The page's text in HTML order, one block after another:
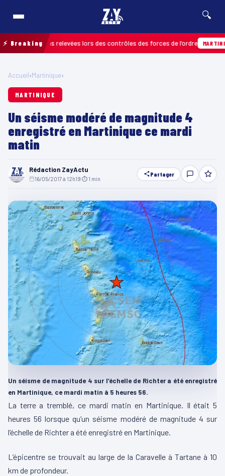
🔍
⚡ Breaking
infractions relevées lors des contrôles des forces de l’ordre MARTINIQUE
Accueil›Martinique›
MARTINIQUE
Un séisme modéré de magnitude 4
enregistré en Martinique ce mardi
matin
Rédaction ZayActu
16/05/2017 à 12h19 ⏱ 1 min
Partager
Un séisme de magnitude 4 sur l’échelle de Richter a été enregistré
en Martinique, ce mardi matin à 5 heures 56.
La terre a tremblé, ce mardi matin en Martinique. Il était 5
heures 56 lorsque qu’un séisme modéré de magnitude 4 sur
l’échelle de Richter a été enregistré en Martinique.
L’épicentre se trouvait au large de la Caravelle à Tartane à 10
km de profondeur.